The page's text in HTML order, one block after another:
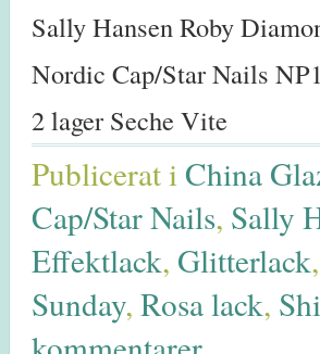
Sally Hansen Roby
Nordic Cap/Star Nails
2 lager Seche Vite
Publicerat iChina
Cap/Star Nails, Sally
Effektlack, Glitterlack,
Sunday, Rosa lack,